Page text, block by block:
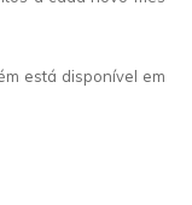
está disponível em